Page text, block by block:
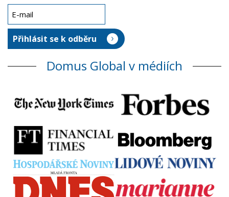
Domus Global v médiích